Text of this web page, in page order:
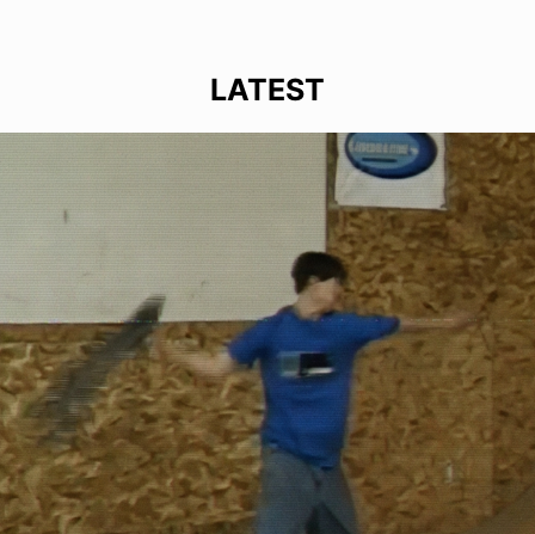
LATEST